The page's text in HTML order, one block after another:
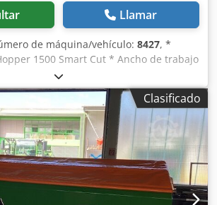
Llamar
de máquina/vehículo: 8427, *
1500 Smart Cut * Ancho de trabajo
de tolva de recogida 1.500 l *
para tractor * Cuchillas de ala H60 *
* Dispositivo de triturado (mulching) *
rueda libre * Tolva de recogida con
del suelo * Velocidad de rotación 2.650
nivel de llenado Dedpfx Ajrhy H
interno de vehículo: 8427 ¡Soporte por
Si tiene preguntas sobre la máquina
no dude en escribirnos
Clasificado